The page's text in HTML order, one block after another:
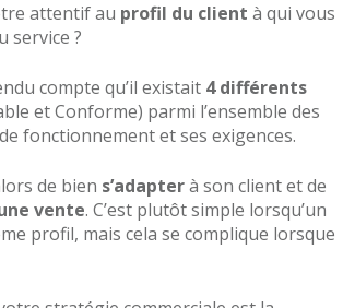
attentif au profil du client à qui vous
service ?
compte qu’il existait 4 différents
et Conforme) parmi l’ensemble des
fonctionnement et ses exigences.
de bien s’adapterà son client et de
vente. C’est plutôt simple lorsqu’un
profil, mais cela se complique lorsque